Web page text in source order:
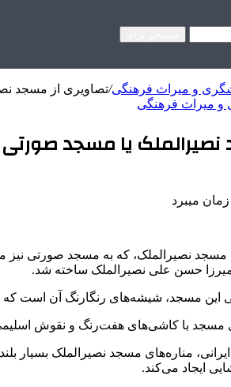
و ميراث فرهنگی/تصاویری از مسجد
و ميراث فرهنگی
یا مسجد صورتی
میرزا حسن علی نصیرالملک ساخته شد.
این مسجد، شیشه‌های رنگارنگ آن است که
مسجد با کاشی‌های هفت‌رنگ و نقوش
مناره‌های مسجد نصیرالملک بسیار
ایجاد می‌کند.